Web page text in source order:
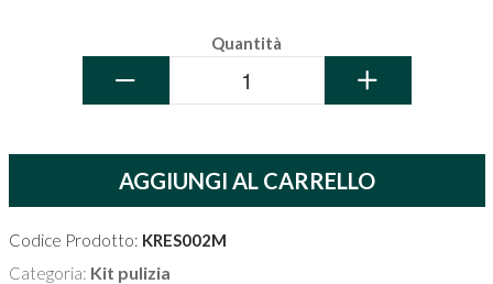
Quantità
AGGIUNGI AL CARRELLO
Codice Prodotto: KRES002M
Categoria: Kit pulizia